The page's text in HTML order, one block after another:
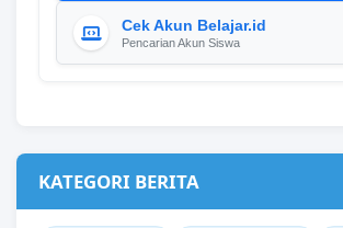
Cek Akun Belajar.id
Pencarian Akun Siswa
KATEGORI BERITA